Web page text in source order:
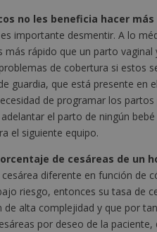
no les beneficia hacer más
importante desmentir. A lo
rápido que un parto
de cobertura si estos
guardia, que está presente en
de programar los
el parto de ningún
el siguiente equipo.
de cesáreas de un
diferente en función de
riesgo, entonces su tasa de
alta complejidad y que por
por deseo de la